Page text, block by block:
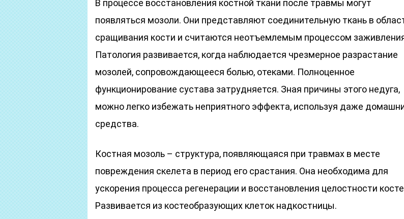
В процессе восстановления костной ткани после травмы могут
появляться мозоли. Они представляют соединительную ткань в
сращивания кости и считаются неотъемлемым процессом
Патология развивается, когда наблюдается чрезмерное разрастание
мозолей, сопровождающееся болью, отеками. Полноценное
функционирование сустава затрудняется. Зная причины этого недуга,
можно легко избежать неприятного эффекта, используя даже
средства.
Костная мозоль – структура, появляющаяся при травмах в месте
повреждения скелета в период его срастания. Она необходима для
ускорения процесса регенерации и восстановления целостности
Развивается из костеобразующих клеток надкостницы.